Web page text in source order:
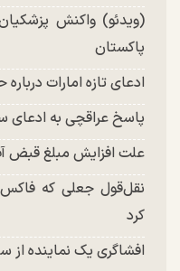
(ویدئو) واکنش
پاکستان
ادعای تازه امارات
پاسخ عراقچی به ادعای سهم ۱۱ درصدی
علت افزایش مبلغ قبض
نقل‌قول جعلی که
کرد
افشاگری یک نماینده از